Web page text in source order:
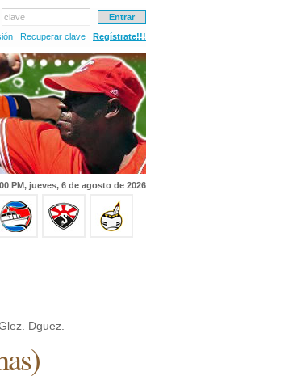
clave
Recuperar clave Regístrate!!!
PM, jueves, 6 de agosto de 2026
Dguez.
)